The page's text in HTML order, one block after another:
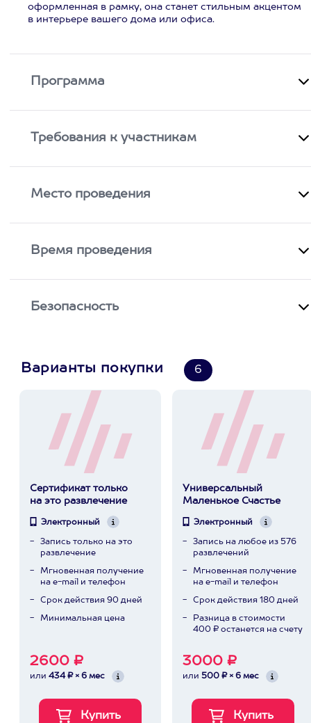
оформленная в рамку, она станет стильным акцентом
в интерьере вашего дома или офиса.
Программа
Требования к участникам
Место проведения
Время проведения
Безопасность
Варианты покупки 6
Сертификат только
на это развлечение
Электронный
Запись только на это
развлечение
Мгновенная получение
на e-mail и телефон
Срок действия 90 дней
Минимальная цена
2600 ₽
или 434 ₽ × 6 мес
Универсальный
Маленькое Счастье
Электронный
Запись на любое из 576
развлечений
Мгновенная получение
на e-mail и телефон
Срок действия 180 дней
Разница в стоимости
400 ₽ останется на счету
3000 ₽
или 500 ₽ × 6 мес